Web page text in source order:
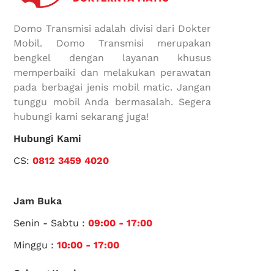
Domo Transmisi adalah divisi dari Dokter
Mobil. Domo Transmisi merupakan
bengkel dengan layanan khusus
memperbaiki dan melakukan perawatan
pada berbagai jenis mobil matic. Jangan
tunggu mobil Anda bermasalah. Segera
hubungi kami sekarang juga!
Hubungi Kami
CS:0812 3459 4020
Jam Buka
Senin - Sabtu :09:00 - 17:00
Minggu :10:00 - 17:00